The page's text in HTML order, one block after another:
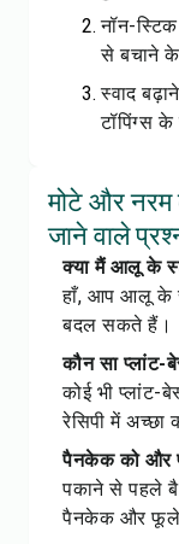
नॉन-
से बचाने
स्वाद
टॉपिंग्स
मोटे और
जाने वाले
क्या मैं आलू के
हाँ, आप आलू के
बदल सकते हैं।
कौन सा प्लांट-
कोई भी प्लांट-
रेसिपी में अच्छा
पैनकेक को और
पकाने से पहले
पैनकेक और फूले